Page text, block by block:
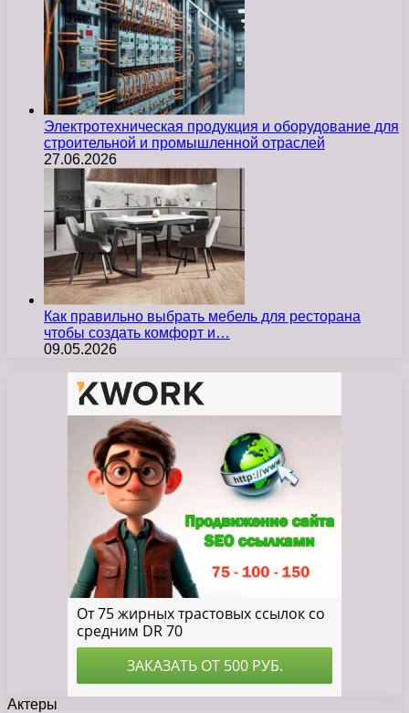
Электротехническая продукция и оборудование для
строительной и промышленной отраслей
27.06.2026
Как правильно выбрать мебель для ресторана
чтобы создать комфорт и…
09.05.2026
Актеры